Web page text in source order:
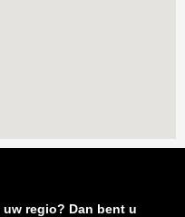
regio? Dan bent u